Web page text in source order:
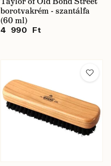
borotvakrém - szantálfa
(60 ml)
4 990 Ft